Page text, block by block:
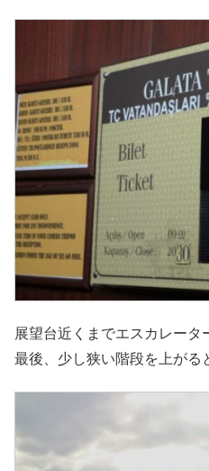
展望台近くまでエスカレータ
最後、少し狭い階段を上がる